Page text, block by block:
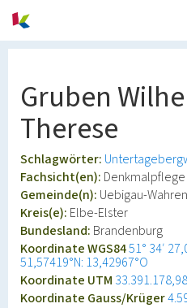
Gruben
Therese
Schlagwörter:
Fachsicht(en): Denkmalpflege
Gemeinde(n): Uebigau-
Kreis(e): Elbe-Elster
Bundesland: Brandenburg
Koordinate WGS8451° 34′
51,57419°N: 13,42967°O
Koordinate UTM
Koordinate Gauss/Krüger